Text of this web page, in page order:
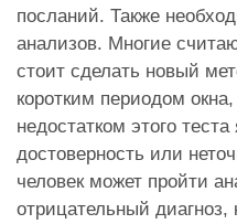
посланий. Также
анализов. Многие
стоит сделать новый
коротким периодом
недостатком этого
достоверность или
человек может пройти
отрицательный